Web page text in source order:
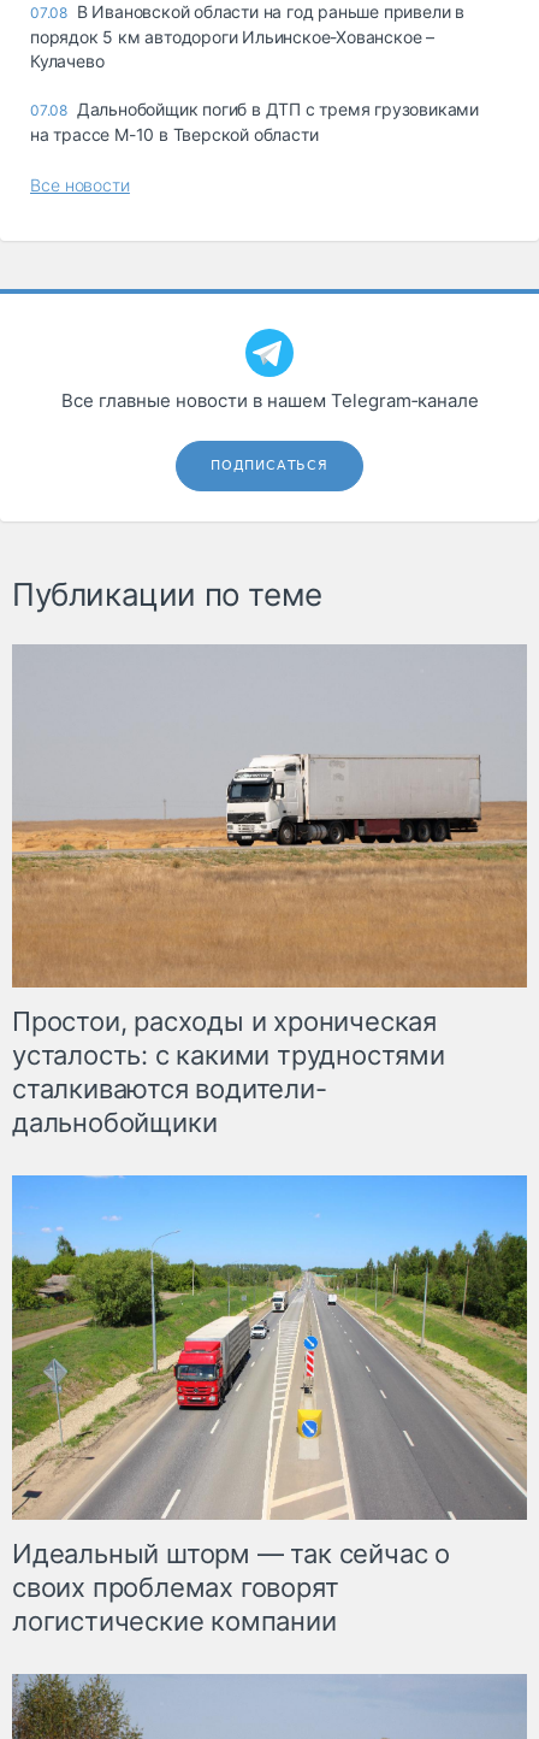
07.08 В Ивановской области на год раньше привели в
порядок 5 км автодороги Ильинское-Хованское –
Кулачево
07.08 Дальнобойщик погиб в ДТП с тремя грузовиками
на трассе М-10 в Тверской области
Все новости
Все главные новости в нашем Telegram‑канале
ПОДПИСАТЬСЯ
Публикации по теме
Простои, расходы и хроническая
усталость: с какими трудностями
сталкиваются водители-
дальнобойщики
Идеальный шторм — так сейчас о
своих проблемах говорят
логистические компании